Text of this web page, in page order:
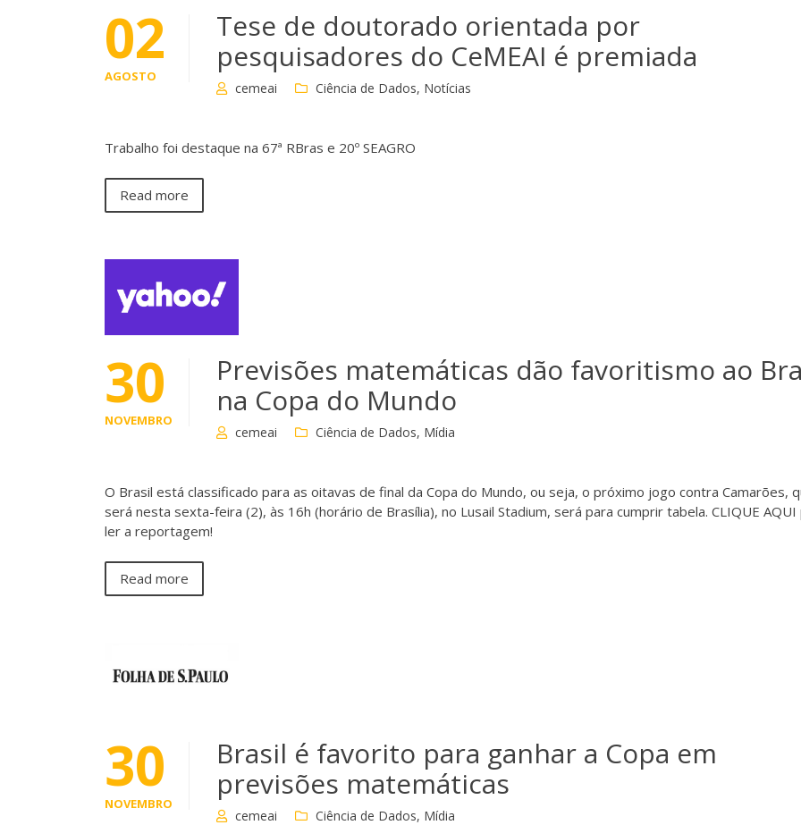
02
AGOSTO
Tese de doutorado orientada por
pesquisadores do CeMEAI é premiada
cemeai Ciência de Dados, Notícias
Trabalho foi destaque na 67ª RBras e 20º SEAGRO
Read more
30
NOVEMBRO
Previsões matemáticas dão favoritismo ao
na Copa do Mundo
cemeai Ciência de Dados, Mídia
O Brasil está classificado para as oitavas de final da Copa do Mundo, ou seja, o próximo jogo contra Camarões,
será nesta sexta-feira (2), às 16h (horário de Brasília), no Lusail Stadium, será para cumprir tabela. CLIQUE AQUI
ler a reportagem!
Read more
30
NOVEMBRO
Brasil é favorito para ganhar a Copa em
previsões matemáticas
cemeai Ciência de Dados, Mídia